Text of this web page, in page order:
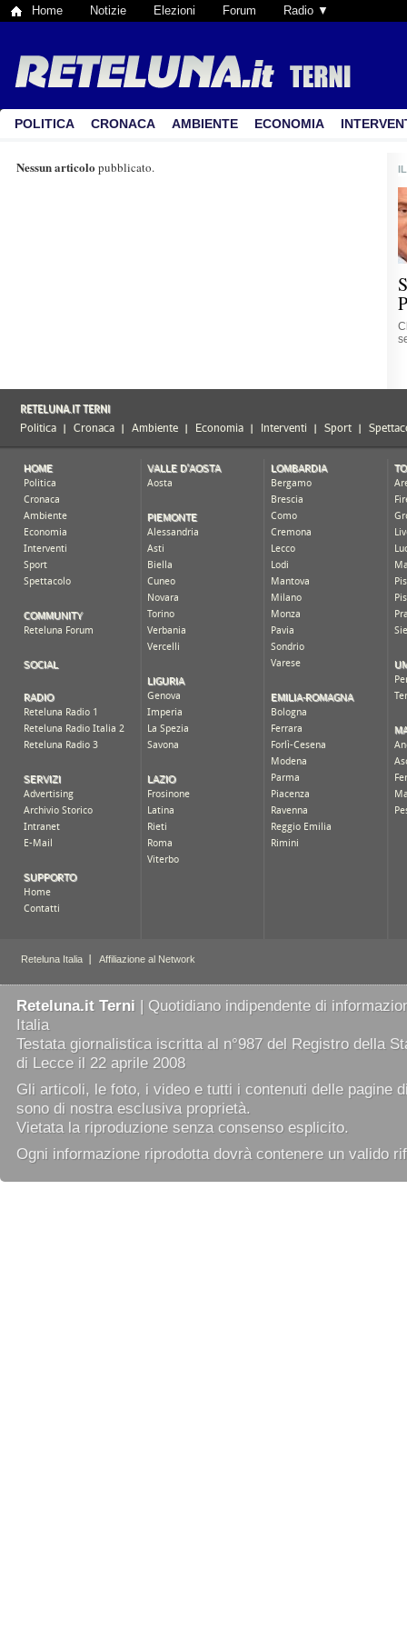
Home Notizie Elezioni Forum Radio ▼
POLITICA CRONACA AMBIENTE ECONOMIA
Nessun articolo pubblicato.
Reteluna.it Terni | Quotidiano indipendente di
Italia
Testata giornalistica iscritta al n°987 del Registro della
di Lecce il 22 aprile 2008
Gli articoli, le foto, i video e tutti i contenuti delle pagine
sono di nostra esclusiva proprietà.
Vietata la riproduzione senza consenso esplicito.
Ogni informazione riprodotta dovrà contenere un valido